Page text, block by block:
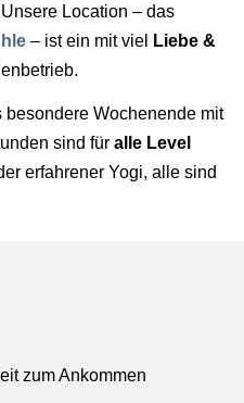
Unsere Location – das
– ist ein mit viel
Liebe &
besondere Wochenende mit
sind für alle Level
erfahrener Yogi, alle sind
zum Ankommen